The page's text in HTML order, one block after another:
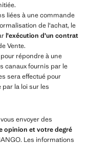
liées à une commande
de l'achat, le
l'exécution d'un contrat
Vente.
répondre à une
canaux fournis par le
sera effectué pour
par la loi sur les
envoyer des
opinion et votre degré
Les informations